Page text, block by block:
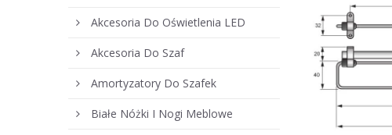
Akcesoria Do Oświetlenia LED
Akcesoria Do Szaf
Amortyzatory Do Szafek
Białe Nóżki I Nogi Meblowe